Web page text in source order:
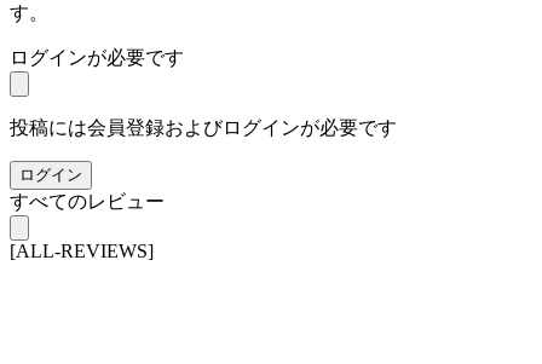
す。
ログインが必要です
投稿には会員登録およびログインが必要です
ログイン
すべてのレビュー
[ALL-REVIEWS]